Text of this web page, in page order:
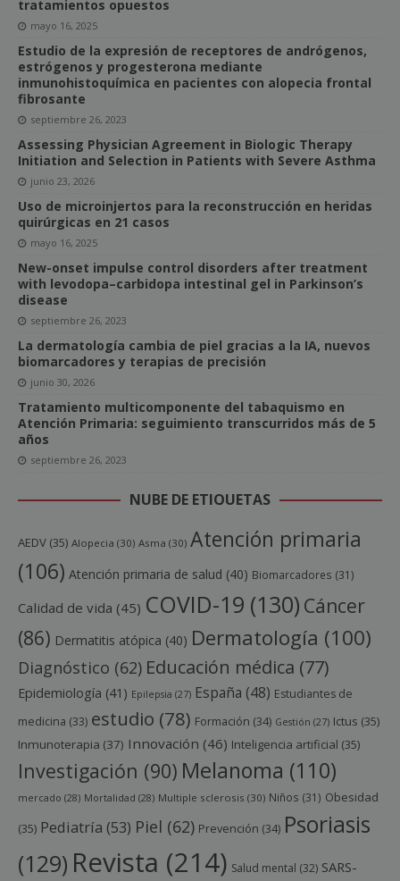
tratamientos opuestos
mayo 16, 2025
Estudio de la expresión de receptores de andrógenos,
estrógenos y progesterona mediante
inmunohistoquímica en pacientes con alopecia frontal
fibrosante
septiembre 26, 2023
Assessing Physician Agreement in Biologic Therapy
Initiation and Selection in Patients with Severe Asthma
junio 23, 2026
Uso de microinjertos para la reconstrucción en heridas
quirúrgicas en 21 casos
mayo 16, 2025
New-onset impulse control disorders after treatment
with levodopa–carbidopa intestinal gel in Parkinson’s
disease
septiembre 26, 2023
La dermatología cambia de piel gracias a la IA, nuevos
biomarcadores y terapias de precisión
junio 30, 2026
Tratamiento multicomponente del tabaquismo en
Atención Primaria: seguimiento transcurridos más de 5
años
septiembre 26, 2023
NUBE DE ETIQUETAS
AEDV (35) Alopecia (30) Asma (30) Atención primaria
(106) Atención primaria de salud (40) Biomarcadores (31)
Calidad de vida (45) COVID-19 (130) Cáncer
(86) Dermatitis atópica (40) Dermatología (100)
Diagnóstico (62) Educación médica (77)
Epidemiología (41) Epilepsia (27) España (48) Estudiantes de
medicina (33) estudio (78) Formación (34) Gestión (27) Ictus (35)
Inmunoterapia (37) Innovación (46) Inteligencia artificial (35)
Investigación (90) Melanoma (110)
mercado (28) Mortalidad (28) Multiple sclerosis (30) Niños (31) Obesidad
(35) Pediatría (53) Piel (62) Prevención (34) Psoriasis
(129) Revista (214) Salud mental (32) SARS-